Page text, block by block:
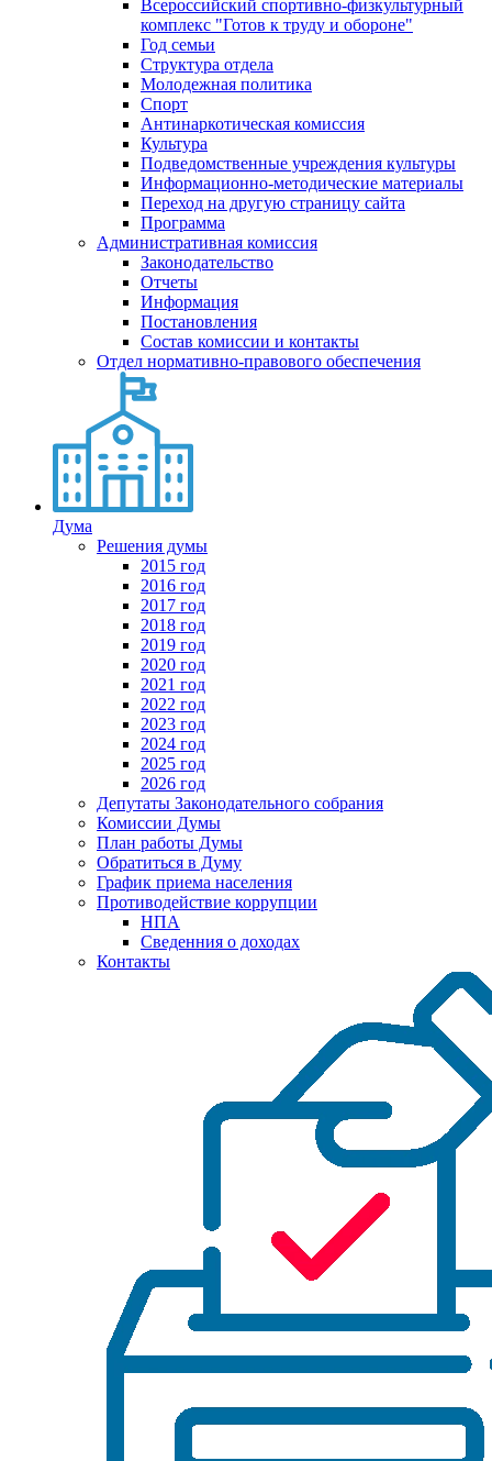
Всероссийский спортивно-физкультурный
комплекс "Готов к труду и обороне"
Год семьи
Структура отдела
Молодежная политика
Спорт
Антинаркотическая комиссия
Культура
Подведомственные учреждения культуры
Информационно-методические материалы
Переход на другую страницу сайта
Программа
Административная комиссия
Законодательство
Отчеты
Информация
Постановления
Состав комиссии и контакты
Отдел нормативно-правового обеспечения
Дума
Решения думы
2015 год
2016 год
2017 год
2018 год
2019 год
2020 год
2021 год
2022 год
2023 год
2024 год
2025 год
2026 год
Депутаты Законодательного собрания
Комиссии Думы
План работы Думы
Обратиться в Думу
График приема населения
Противодействие коррупции
НПА
Сведенния о доходах
Контакты